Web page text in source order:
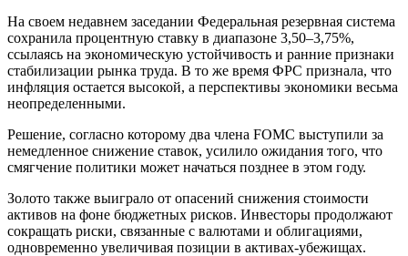
На своем недавнем заседании Федеральная резервная система
сохранила процентную ставку в диапазоне 3,50–3,75%,
ссылаясь на экономическую устойчивость и ранние признаки
стабилизации рынка труда. В то же время ФРС признала, что
инфляция остается высокой, а перспективы экономики весьма
неопределенными.
Решение, согласно которому два члена FOMC выступили за
немедленное снижение ставок, усилило ожидания того, что
смягчение политики может начаться позднее в этом году.
Золото также выиграло от опасений снижения стоимости
активов на фоне бюджетных рисков. Инвесторы продолжают
сокращать риски, связанные с валютами и облигациями,
одновременно увеличивая позиции в активах-убежищах.